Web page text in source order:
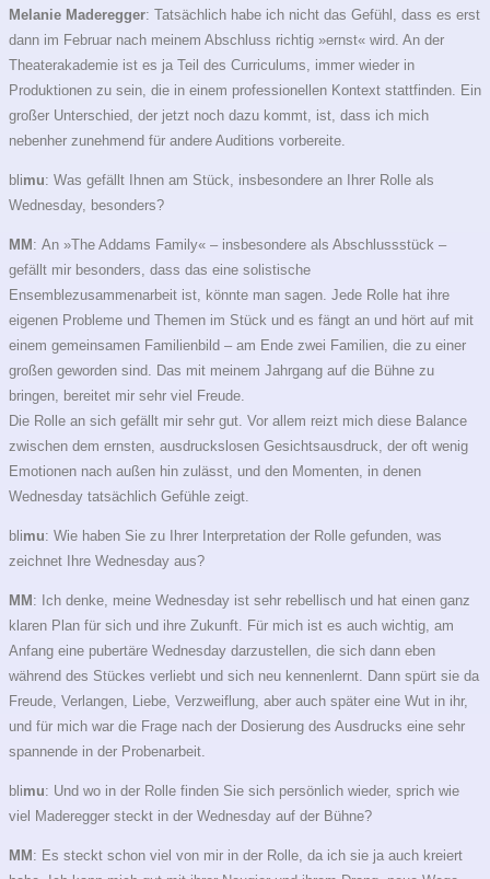
Melanie Maderegger: Tatsächlich habe ich nicht das Gefühl, dass es erst
dann im Februar nach meinem Abschluss richtig »ernst« wird. An der
Theaterakademie ist es ja Teil des Curriculums, immer wieder in
Produktionen zu sein, die in einem professionellen Kontext stattfinden. Ein
großer Unterschied, der jetzt noch dazu kommt, ist, dass ich mich
nebenher zunehmend für andere Auditions vorbereite.
blimu: Was gefällt Ihnen am Stück, insbesondere an Ihrer Rolle als
Wednesday, besonders?
MM: An »The Addams Family« – insbesondere als Abschlussstück –
gefällt mir besonders, dass das eine solistische
Ensemblezusammenarbeit ist, könnte man sagen. Jede Rolle hat ihre
eigenen Probleme und Themen im Stück und es fängt an und hört auf mit
einem gemeinsamen Familienbild – am Ende zwei Familien, die zu einer
großen geworden sind. Das mit meinem Jahrgang auf die Bühne zu
bringen, bereitet mir sehr viel Freude.
Die Rolle an sich gefällt mir sehr gut. Vor allem reizt mich diese Balance
zwischen dem ernsten, ausdruckslosen Gesichtsausdruck, der oft wenig
Emotionen nach außen hin zulässt, und den Momenten, in denen
Wednesday tatsächlich Gefühle zeigt.
blimu: Wie haben Sie zu Ihrer Interpretation der Rolle gefunden, was
zeichnet Ihre Wednesday aus?
MM: Ich denke, meine Wednesday ist sehr rebellisch und hat einen ganz
klaren Plan für sich und ihre Zukunft. Für mich ist es auch wichtig, am
Anfang eine pubertäre Wednesday darzustellen, die sich dann eben
während des Stückes verliebt und sich neu kennenlernt. Dann spürt sie da
Freude, Verlangen, Liebe, Verzweiflung, aber auch später eine Wut in ihr,
und für mich war die Frage nach der Dosierung des Ausdrucks eine sehr
spannende in der Probenarbeit.
blimu: Und wo in der Rolle finden Sie sich persönlich wieder, sprich wie
viel Maderegger steckt in der Wednesday auf der Bühne?
MM: Es steckt schon viel von mir in der Rolle, da ich sie ja auch kreiert